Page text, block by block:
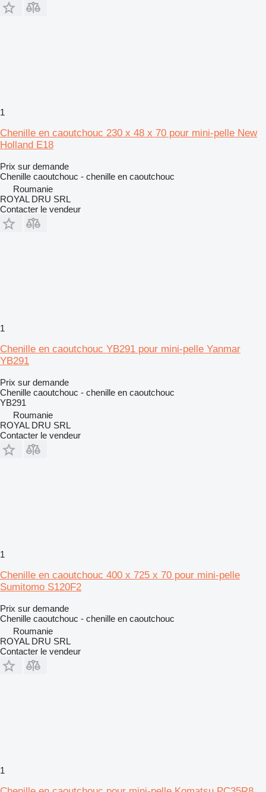
1
Chenille en caoutchouc 230 x 48 x 70 pour mini-pelle New
Holland E18
Prix sur demande
Chenille caoutchouc - chenille en caoutchouc
Roumanie
ROYAL DRU SRL
Contacter le vendeur
1
Chenille en caoutchouc YB291 pour mini-pelle Yanmar
YB291
Prix sur demande
Chenille caoutchouc - chenille en caoutchouc
YB291
Roumanie
ROYAL DRU SRL
Contacter le vendeur
1
Chenille en caoutchouc 400 x 725 x 70 pour mini-pelle
Sumitomo S120F2
Prix sur demande
Chenille caoutchouc - chenille en caoutchouc
Roumanie
ROYAL DRU SRL
Contacter le vendeur
1